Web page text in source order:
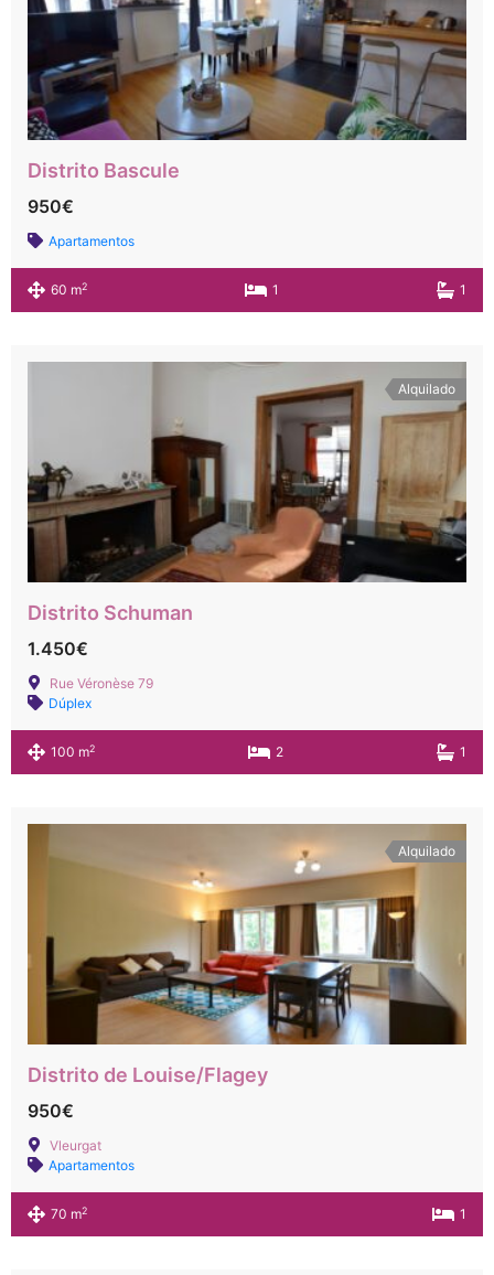
Distrito Bascule
950€
Apartamentos
60 m2 1 1
Alquilado
Distrito Schuman
1.450€
Rue Véronèse 79
Dúplex
100 m2 2 1
Alquilado
Distrito de Louise/Flagey
950€
Vleurgat
Apartamentos
70 m2 1